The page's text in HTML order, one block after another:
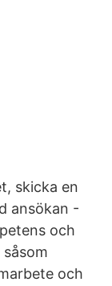
skicka en
ansökan -
och
och